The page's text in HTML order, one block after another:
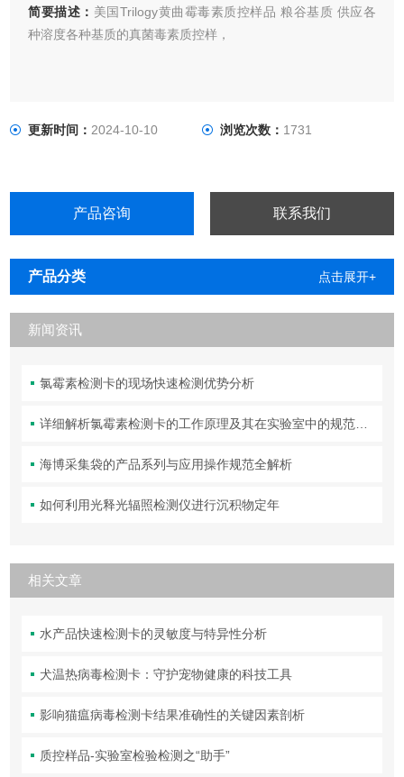
简要描述： 美国Trilogy黄曲霉毒素质控样品 粮谷基质 供应各
种溶度各种基质的真菌毒素质控样，
更新时间：2024-10-10 浏览次数： 1731
产品咨询 联系我们
产品分类 点击展开+
新闻资讯
氯霉素检测卡的现场快速检测优势分析
详细解析氯霉素检测卡的工作原理及其在实验室中的规范操作与维护方法
海博采集袋的产品系列与应用操作规范全解析
如何利用光释光辐照检测仪进行沉积物定年
相关文章
水产品快速检测卡的灵敏度与特异性分析
犬温热病毒检测卡：守护宠物健康的科技工具
影响猫瘟病毒检测卡结果准确性的关键因素剖析
质控样品-实验室检验检测之“助手”